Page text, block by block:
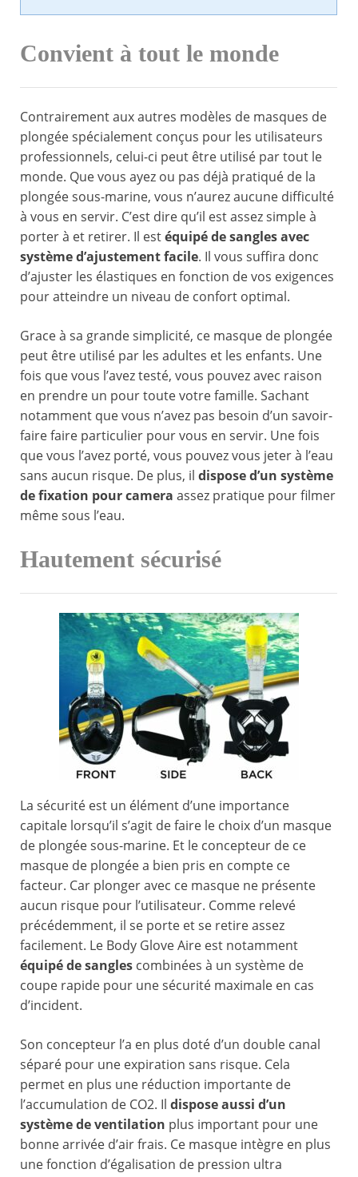
Convient à tout le monde
Contrairement aux autres modèles de masques de
plongée spécialement conçus pour les utilisateurs
professionnels, celui-ci peut être utilisé par tout le
monde. Que vous ayez ou pas déjà pratiqué de la
plongée sous-marine, vous n’aurez aucune difficulté
à vous en servir. C’est dire qu’il est assez simple à
porter à et retirer. Il estéquipé de sangles avec
système d’ajustement facile. Il vous suffira donc
d’ajuster les élastiques en fonction de vos exigences
pour atteindre un niveau de confort optimal.
Grace à sa grande simplicité, ce masque de plongée
peut être utilisé par les adultes et les enfants. Une
fois que vous l’avez testé, vous pouvez avec raison
en prendre un pour toute votre famille. Sachant
notamment que vous n’avez pas besoin d’un savoir-
faire faire particulier pour vous en servir. Une fois
que vous l’avez porté, vous pouvez vous jeter à l’eau
sans aucun risque. De plus, il dispose d’un système
de fixation pour camera assez pratique pour filmer
même sous l’eau.
Hautement sécurisé
La sécurité est un élément d’une importance
capitale lorsqu’il s’agit de faire le choix d’un masque
de plongée sous-marine. Et le concepteur de ce
masque de plongée a bien pris en compte ce
facteur. Car plonger avec ce masque ne présente
aucun risque pour l’utilisateur. Comme relevé
précédemment, il se porte et se retire assez
facilement. Le Body Glove Aire est notamment
équipé de sangles combinées à un système de
coupe rapide pour une sécurité maximale en cas
d’incident.
Son concepteur l’a en plus doté d’un double canal
séparé pour une expiration sans risque. Cela
permet en plus une réduction importante de
l’accumulation de CO2. Il dispose aussi d’un
système de ventilation plus important pour une
bonne arrivée d’air frais. Ce masque intègre en plus
une fonction d’égalisation de pression ultra